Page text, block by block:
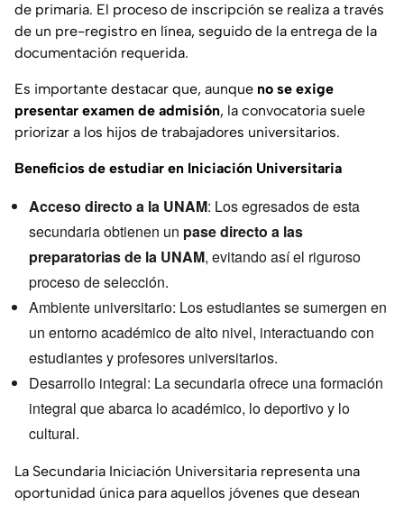
de primaria. El proceso de inscripción se realiza a través
de un pre-registro en línea, seguido de la entrega de la
documentación requerida.
Es importante destacar que, aunque no se exige
presentar examen de admisión, la convocatoria suele
priorizar a los hijos de trabajadores universitarios.
Beneficios de estudiar en Iniciación Universitaria
Acceso directo a la UNAM: Los egresados de esta
secundaria obtienen un pase directo a las
preparatorias de la UNAM, evitando así el riguroso
proceso de selección.
Ambiente universitario: Los estudiantes se sumergen en
un entorno académico de alto nivel, interactuando con
estudiantes y profesores universitarios.
Desarrollo integral: La secundaria ofrece una formación
integral que abarca lo académico, lo deportivo y lo
cultural.
La Secundaria Iniciación Universitaria representa una
oportunidad única para aquellos jóvenes que desean